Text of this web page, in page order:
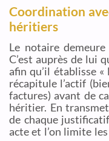
Coordination
héritiers
Le notaire
C’est auprès de lui
afin qu’il établisse
récapitule l’actif
factures) avant de
héritier. En
de chaque
acte et l’on limite